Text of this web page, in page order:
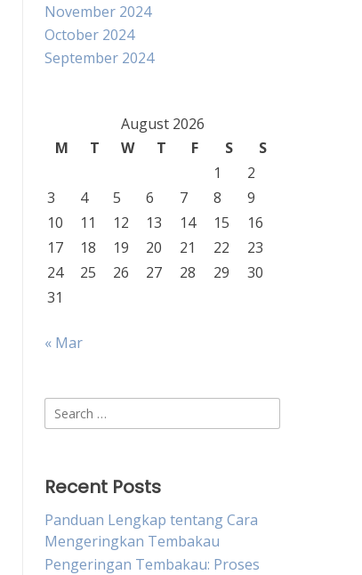
November 2024
October 2024
September 2024
August 2026
M
T W T F S
S
1
2
3
4 5 6 7 8
9
10
11 12 13 14 15
16
17
18 19 20 21 22
23
24
25 26 27 28 29
30
31
« Mar
Search
for:
Recent Posts
Panduan Lengkap tentang Cara
Mengeringkan Tembakau
Pengeringan Tembakau: Proses